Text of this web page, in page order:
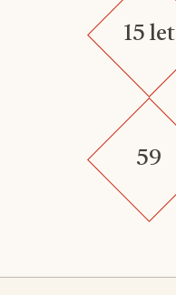
15 let
59